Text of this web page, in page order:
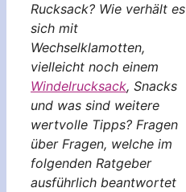
Rucksack? Wie verhält es
sich mit
Wechselklamotten,
vielleicht noch einem
Windelrucksack, Snacks
und was sind weitere
wertvolle Tipps? Fragen
über Fragen, welche im
folgenden Ratgeber
ausführlich beantwortet